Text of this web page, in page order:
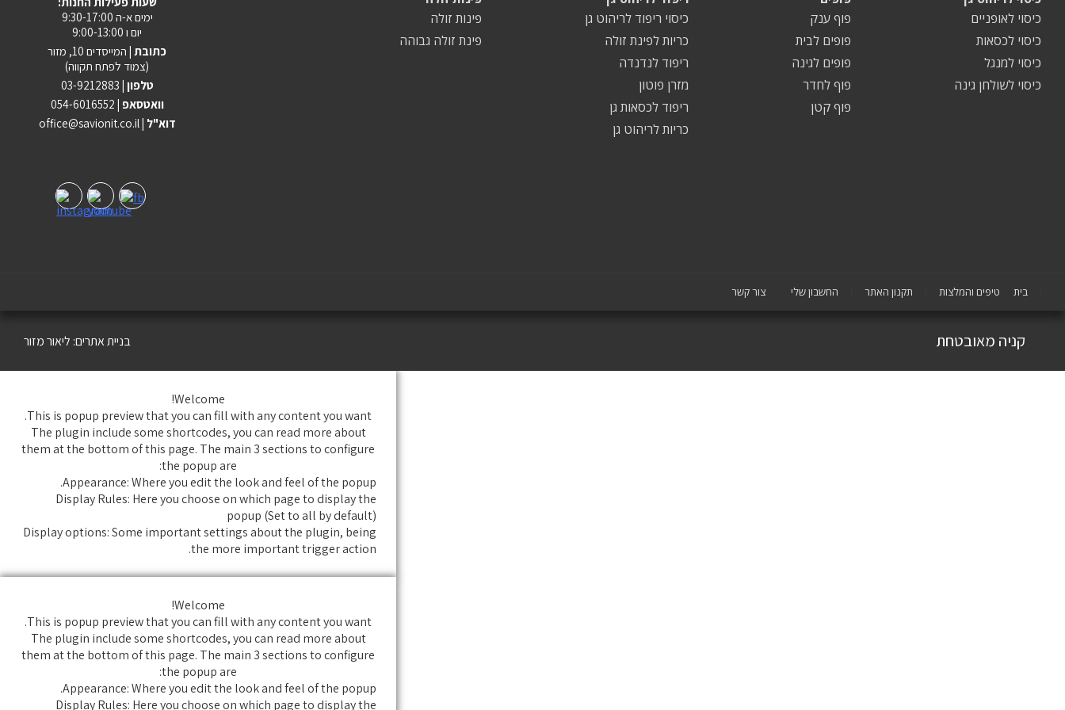
ימים א-ה 9:30-17:00
יום ו 9:00-13:00
כתובת | המייסדים 10, מזור
(צמוד לפתח תקווה)
טלפון | 03-9212883
וואטסאפ | 054-6016552
office@savionit.co.il | דוא"ל
פינות זולה
פינת זולה גבוהה
כיסוי ריפוד לריהוט גן
כריות לפינת זולה
ריפוד לנדנדה
מזרן פוטון
ריפוד לכסאות גן
כריות לריהוט גן
פוף ענק
פופים לבית
פופים לגינה
פוף לחדר
פוף קטן
כיסוי לאופניים
כיסוי לכסאות
כיסוי למנגל
כיסוי לשולחן גינה
בית טיפים והמלצות תקנון האתר החשבון שלי צור קשר
בניית אתרים: ליאור מזור קניה מאובטחת
Welcome!
This is popup preview that you can fill with any content you want.
The plugin include some shortcodes, you can read more about
them at the bottom of this page. The main 3 sections to configure
the popup are:
Appearance: Where you edit the look and feel of the popup.
Display Rules: Here you choose on which page to display the
popup (Set to all by default)
Display options: Some important settings about the plugin, being
the more important trigger action.
Welcome!
This is popup preview that you can fill with any content you want.
The plugin include some shortcodes, you can read more about
them at the bottom of this page. The main 3 sections to configure
the popup are:
Appearance: Where you edit the look and feel of the popup.
Display Rules: Here you choose on which page to display the